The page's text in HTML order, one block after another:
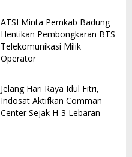
ATSI Minta Pemkab Badung
Hentikan Pembongkaran BTS
Telekomunikasi Milik
Operator
Jelang Hari Raya Idul Fitri,
Indosat Aktifkan Comman
Center Sejak H-3 Lebaran